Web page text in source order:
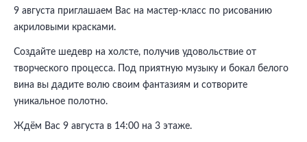
9 августа приглашаем Вас на мастер-класс по рисованию
акриловыми красками.
Создайте шедевр на холсте, получив удовольствие от
творческого процесса. Под приятную музыку и бокал белого
вина вы дадите волю своим фантазиям и сотворите
уникальное полотно.
Ждём Вас 9 августа в 14:00 на 3 этаже.